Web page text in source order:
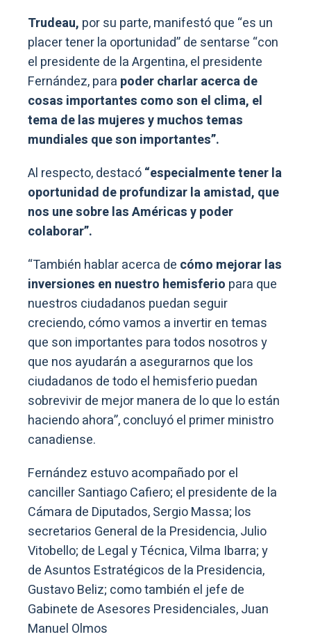
Trudeau, por su parte, manifestó que “es un
placer tener la oportunidad” de sentarse “con
el presidente de la Argentina, el presidente
Fernández, para poder charlar acerca de
cosas importantes como son el clima, el
tema de las mujeres y muchos temas
mundiales que son importantes”.
Al respecto, destacó“especialmente tener la
oportunidad de profundizar la amistad, que
nos une sobre las Américas y poder
colaborar”.
“También hablar acerca de cómo mejorar las
inversiones en nuestro hemisferio para que
nuestros ciudadanos puedan seguir
creciendo, cómo vamos a invertir en temas
que son importantes para todos nosotros y
que nos ayudarán a asegurarnos que los
ciudadanos de todo el hemisferio puedan
sobrevivir de mejor manera de lo que lo están
haciendo ahora”, concluyó el primer ministro
canadiense.
Fernández estuvo acompañado por el
canciller Santiago Cafiero; el presidente de la
Cámara de Diputados, Sergio Massa; los
secretarios General de la Presidencia, Julio
Vitobello; de Legal y Técnica, Vilma Ibarra; y
de Asuntos Estratégicos de la Presidencia,
Gustavo Beliz; como también el jefe de
Gabinete de Asesores Presidenciales, Juan
Manuel Olmos